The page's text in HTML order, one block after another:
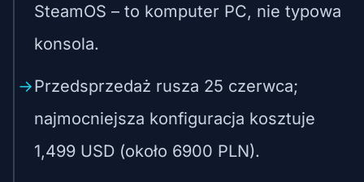
SteamOS – to komputer PC, nie typowa
konsola.
Przedsprzedaż rusza 25 czerwca;
najmocniejsza konfiguracja kosztuje
1,499 USD (około 6900 PLN).